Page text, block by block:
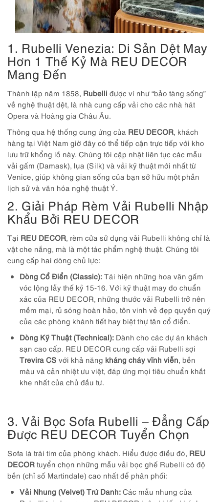
1. Rubelli Venezia: Di Sản Dệt May
Hơn 1 Thế Kỷ Mà REU DECOR
Mang Đến
Thành lập năm 1858, Rubelli được ví như “bảo tàng sống”
về nghệ thuật dệt, là nhà cung cấp vải cho các nhà hát
Opera và Hoàng gia Châu Âu.
Thông qua hệ thống cung ứng của REU DECOR , khách
hàng tại Việt Nam giờ đây có thể tiếp cận trực tiếp với kho
lưu trữ khổng lồ này. Chúng tôi cập nhật liên tục các mẫu
vải gấm (Damask), lụa (Silk) và vải kỹ thuật mới nhất từ
Venice, giúp không gian sống của bạn sở hữu một phần
lịch sử và văn hóa nghệ thuật Ý.
2. Giải Pháp Rèm Vải Rubelli Nhập
Khẩu Bởi REU DECOR
Tại REU DECOR , rèm cửa sử dụng vải Rubelli không chỉ là
vật che nắng, mà là một tác phẩm nghệ thuật. Chúng tôi
cung cấp hai dòng chủ lực:
Dòng Cổ Điển (Classic): Tái hiện những hoa văn gấm
vóc lộng lẫy thế kỷ 15-16. Với kỹ thuật may đo chuẩn
xác của REU DECOR, những thước vải Rubelli trở nên
mềm mại, rủ sóng hoàn hảo, tôn vinh vẻ đẹp quyền quý
của các phòng khánh tiết hay biệt thự tân cổ điển.
Dòng Kỹ Thuật (Technical): Dành cho các dự án khách
sạn cao cấp. REU DECOR cung cấp vải Rubelli sợi
Trevira CS với khả năng kháng cháy vĩnh viễn , bền
màu và cản nhiệt ưu việt, đáp ứng mọi tiêu chuẩn khắt
khe nhất của chủ đầu tư.
3. Vải Bọc Sofa Rubelli – Đẳng Cấp
Được REU DECOR Tuyển Chọn
Sofa là trái tim của phòng khách. Hiểu được điều đó, REU
DECOR tuyển chọn những mẫu vải bọc ghế Rubelli có độ
bền (chỉ số Martindale) cao nhất để phân phối:
Vải Nhung (Velvet) Trứ Danh: Các mẫu nhung của